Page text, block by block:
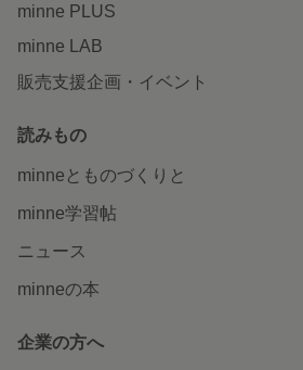
minne PLUS
minne LAB
販売支援企画・イベント
読みもの
minneとものづくりと
minne学習帖
ニュース
minneの本
企業の方へ